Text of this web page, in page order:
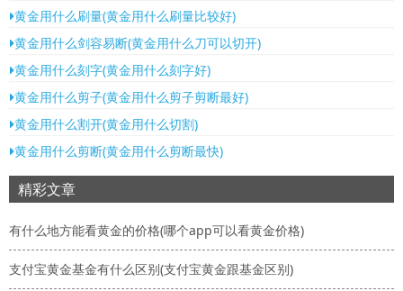
黄金用什么刷量(黄金用什么刷量比较好)
黄金用什么剑容易断(黄金用什么刀可以切开)
黄金用什么刻字(黄金用什么刻字好)
黄金用什么剪子(黄金用什么剪子剪断最好)
黄金用什么割开(黄金用什么切割)
黄金用什么剪断(黄金用什么剪断最快)
精彩文章
有什么地方能看黄金的价格(哪个app可以看黄金价格)
支付宝黄金基金有什么区别(支付宝黄金跟基金区别)